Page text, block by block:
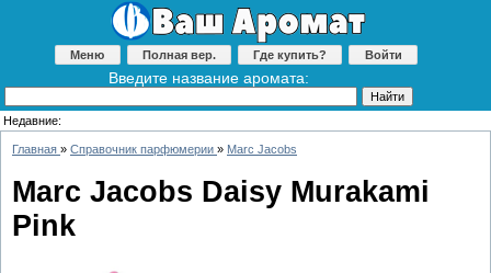
Меню Полная вер. Где купить? Войти
Введите название аромата:
Недавние:
Главная » Справочник парфюмерии » Marc Jacobs
Marc Jacobs Daisy Murakami
Pink